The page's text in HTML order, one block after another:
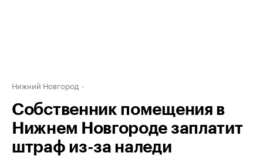
Нижний Новгород
Собственник помещения в
Нижнем Новгороде заплатит
штраф из-за наледи